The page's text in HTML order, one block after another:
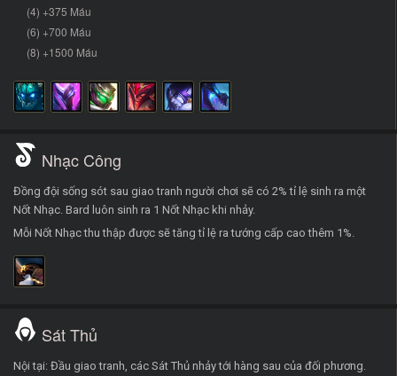
(4) +375 Máu
(6) +700 Máu
(8) +1500 Máu
Nhạc Công
Đồng đội sống sót sau giao tranh người chơi sẽ có 2% tỉ lệ sinh ra một
Nốt Nhạc. Bard luôn sinh ra 1 Nốt Nhạc khi nhảy.
Mỗi Nốt Nhạc thu thập được sẽ tăng tỉ lệ ra tướng cấp cao thêm 1%.
Sát Thủ
Nội tại: Đầu giao tranh, các Sát Thủ nhảy tới hàng sau của đối phương.